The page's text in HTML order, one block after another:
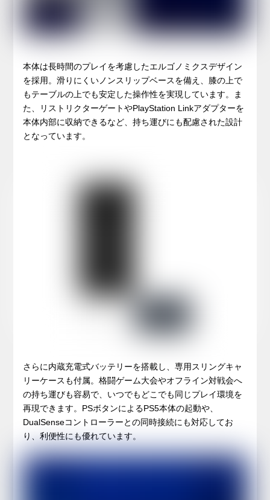
本体は長時間のプレイを考慮したエルゴノミクスデザイン
を採用。滑りにくいノンスリップベースを備え、膝の上で
もテーブルの上でも安定した操作性を実現しています。ま
た、リストリクターゲートやPlayStation Linkアダプターを
本体内部に収納できるなど、持ち運びにも配慮された設計
となっています。
さらに内蔵充電式バッテリーを搭載し、専用スリングキャ
リーケースも付属。格闘ゲーム大会やオフライン対戦会へ
の持ち運びも容易で、いつでもどこでも同じプレイ環境を
再現できます。PSボタンによるPS5本体の起動や、
DualSenseコントローラーとの同時接続にも対応してお
り、利便性にも優れています。